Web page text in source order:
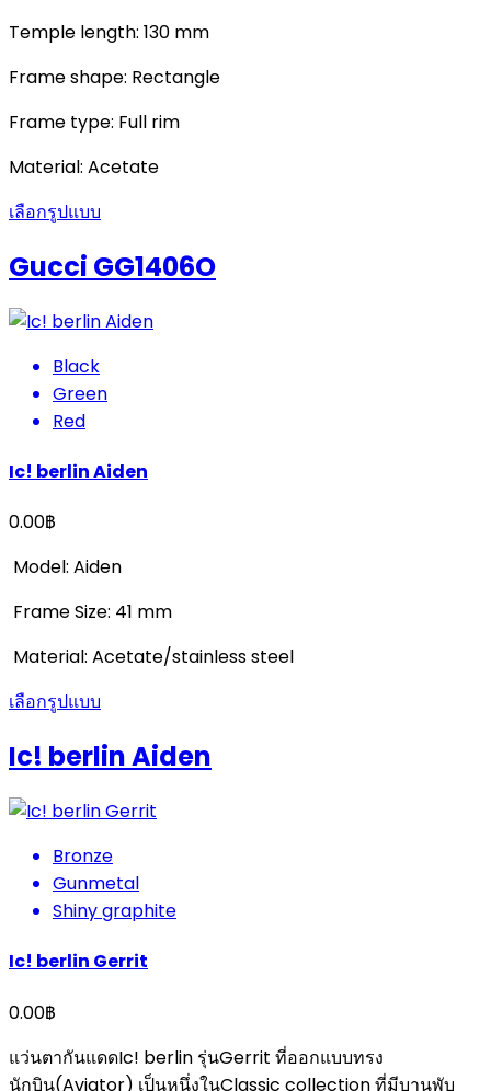
Temple length: 130 mm
Frame shape: Rectangle
Frame type: Full rim
Material: Acetate
เลือกรูปแบบ
Gucci GG1406O
Black
Green
Red
Ic! berlin Aiden
0.00฿
Model: Aiden
Frame Size: 41 mm
Material: Acetate/stainless steel
เลือกรูปแบบ
Ic! berlin Aiden
Bronze
Gunmetal
Shiny graphite
Ic! berlin Gerrit
0.00฿
แว่นตากันแดดIc! berlin รุ่นGerrit ที่ออกแบบทรง
นักบิน(Aviator) เป็นหนึ่งในClassic collection ที่มีบานพับ